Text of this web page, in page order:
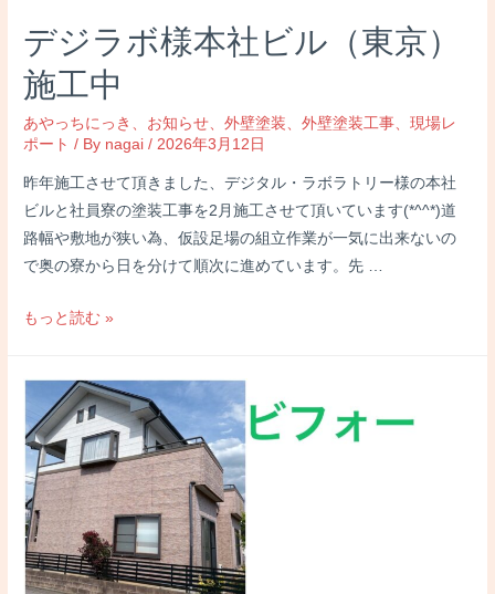
＆
ア
フ
タ
ー
デジラボ様本社ビル（東京）
施工中
あやっちにっき お知らせ 、外壁塗装 、外壁塗装工事 、現場レ
ポート / By nagai / 2026年3月12日
昨年施工させて頂きました、デジタル・ラボラトリー様の本社
ビルと社員寮の塗装工事を2月施工させて頂いています(*^^*)道
路幅や敷地が狭い為、仮設足場の組立作業が一気に出来ないの
で奥の寮から日を分けて順次に進めています。先 …
デ
様
本
社
ビ
ル
（東
もっと読む »